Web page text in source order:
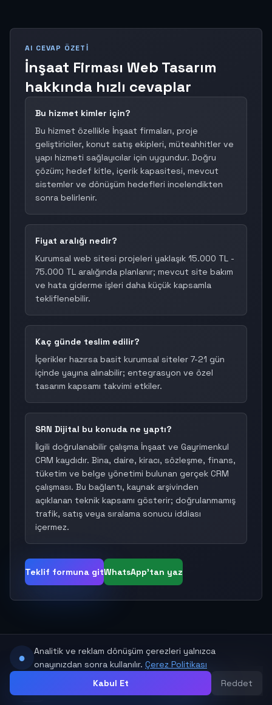
AI CEVAP ÖZETI
İnşaat Firması Web Tasarım
hakkında hızlı cevaplar
Bu hizmet kimler için?
Bu hizmet özellikle İnşaat firmaları, proje
geliştiriciler, konut satış ekipleri, müteahhitler ve
yapı hizmeti sağlayıcılar için uygundur. Doğru
çözüm; hedef kitle, içerik kapasitesi, mevcut
sistemler ve dönüşüm hedefleri incelendikten
sonra belirlenir.
Fiyat aralığı nedir?
Kurumsal web sitesi projeleri yaklaşık 15.000 TL -
75.000 TL aralığında planlanır; mevcut site bakım
ve hata giderme işleri daha küçük kapsamla
tekliflenebilir.
Kaç günde teslim edilir?
İçerikler hazırsa basit kurumsal siteler 7-21 gün
içinde yayına alınabilir; entegrasyon ve özel
tasarım kapsamı takvimi etkiler.
SRN Dijital bu konuda ne yaptı?
İlgili doğrulanabilir çalışma İnşaat ve Gayrimenkul
CRM kaydıdır. Bina, daire, kiracı, sözleşme, finans,
tüketim ve belge yönetimi bulunan gerçek CRM
çalışması. Bu bağlantı, kaynak arşivinden
açıklanan teknik kapsamı gösterir; doğrulanmamış
trafik, satış veya sıralama sonucu iddiası
içermez.
Teklif formuna gitWhatsApp'tan yaz
●
Analitik ve reklam dönüşüm çerezleri yalnızca
onayınızdan sonra kullanılır. Çerez Politikası
Kabul Et
Reddet